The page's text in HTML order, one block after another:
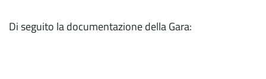
Di seguito la documentazione della Gara: